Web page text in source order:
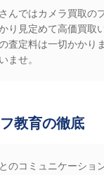
んではカメラ買取の
り見定めて高価買取
査定料は一切かかり
ませ。
教育の徹底
のコミュニケーショ